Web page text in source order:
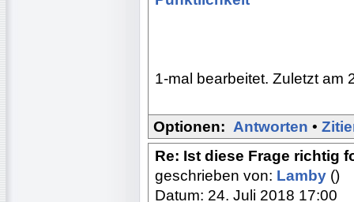
1-mal bearbeitet. Zuletzt am
Optionen: Antworten •
Re: Ist diese Frage richtig
geschrieben von: Lamby ()
Datum: 24. Juli 2018 17:00